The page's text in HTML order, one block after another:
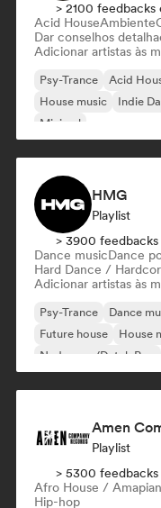
> 2100 feedbacks
Acid HouseAmbiente
Dar conselhos
Adicionar artistas às
Psy-Trance Acid
House music
Indie
Minimal
HMG
Playlist
> 3900 feedbacks
Dance musicDance
Hard Dance /
Adicionar artistas às
Psy-Trance Dance
Future house
House
Nederpop/Dutch Pop
Amen
Playlist
> 5300 feedbacks
Afro House /
Hip-hop